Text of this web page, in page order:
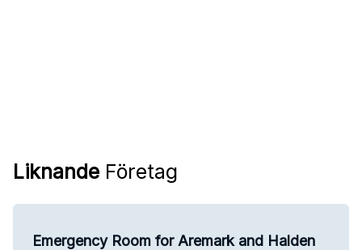
Liknande Företag
Emergency Room for Aremark and Halden